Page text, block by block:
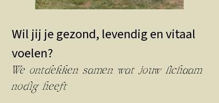
Wil jij je gezond, levendig en vitaal
voelen?
We ontdekken samen wat jouw lichaam
nodig heeft